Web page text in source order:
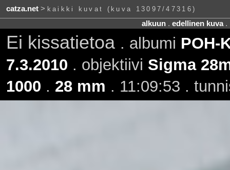
catza.net> kaikki kuvat (kuva 13097/47316)
alkuun. edellinen kuva.
Ei kissatietoa . albumi POH-
7.3.2010 . objektiivi Sigma
1000 . 28 mm . 11:09:53 .